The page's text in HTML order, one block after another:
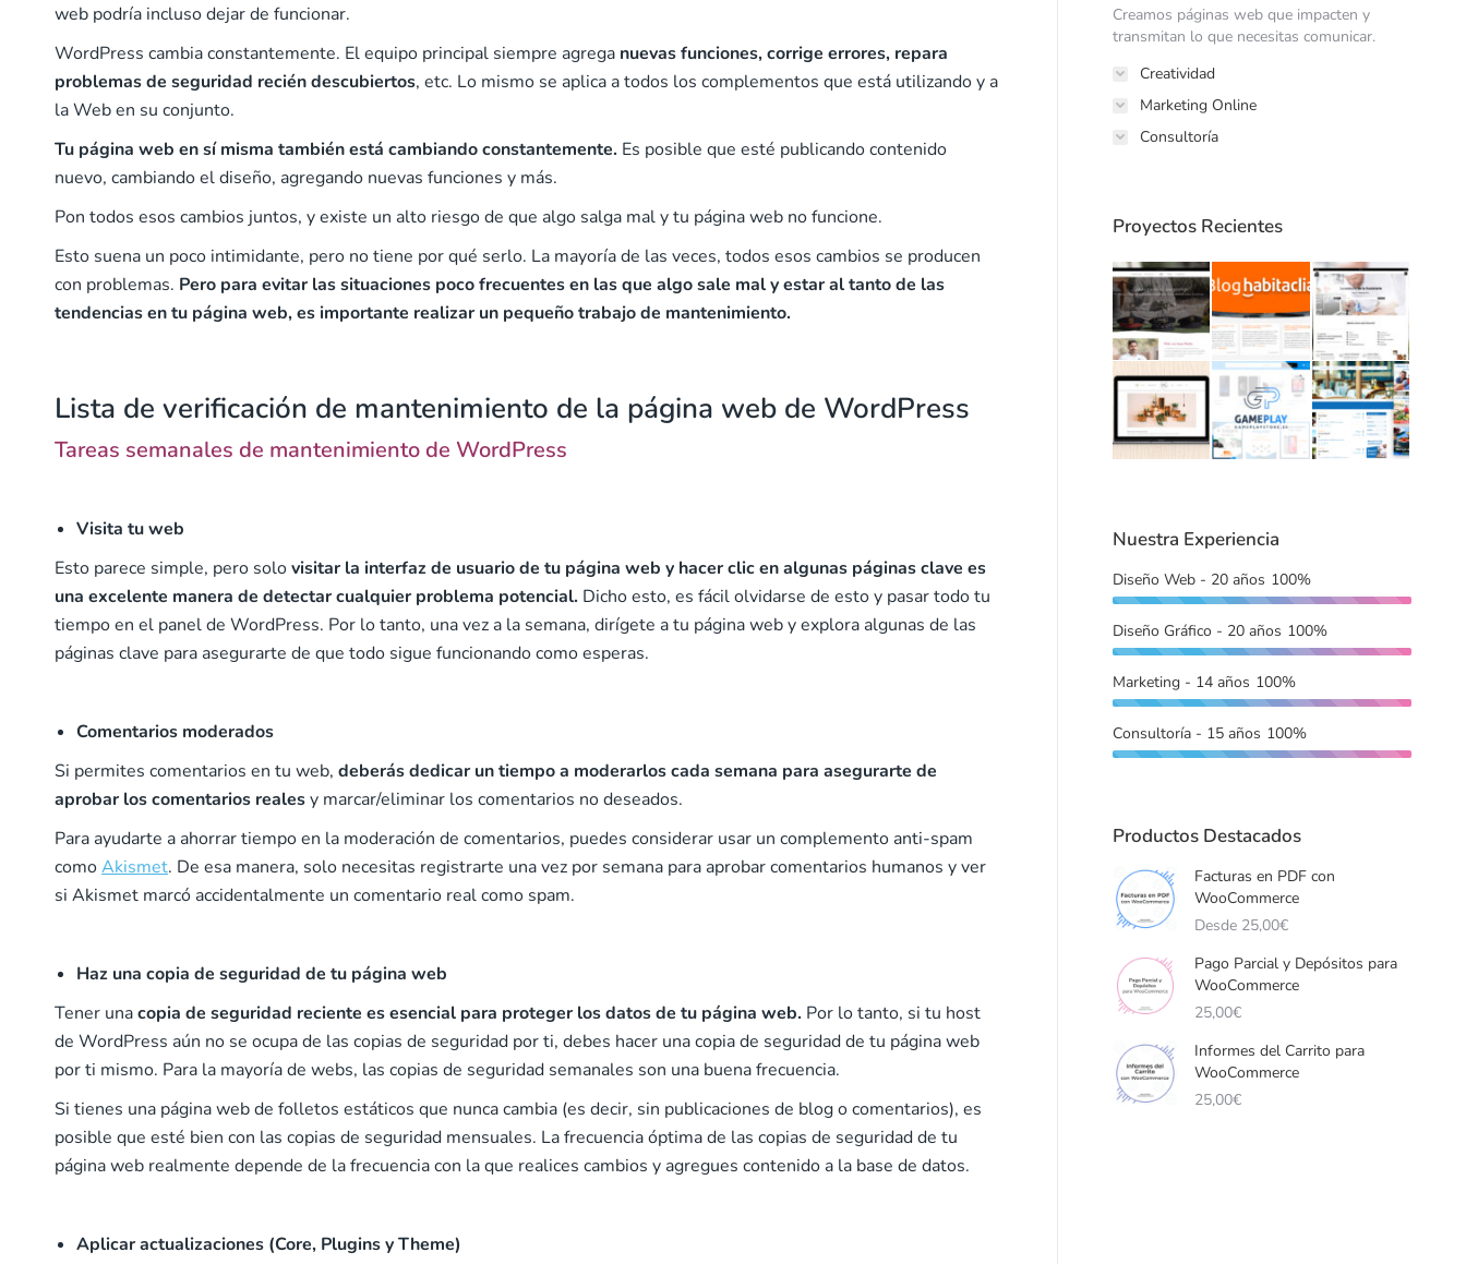
web podría incluso dejar de funcionar.
WordPress cambia constantemente. El equipo principal siempre agrega nuevas funciones, corrige errores, repara
problemas de seguridad recién descubiertos, etc. Lo mismo se aplica a todos los complementos que está utilizando y a
la Web en su conjunto.
Tu página web en sí misma también está cambiando constantemente. Es posible que esté publicando contenido
nuevo, cambiando el diseño, agregando nuevas funciones y más.
Pon todos esos cambios juntos, y existe un alto riesgo de que algo salga mal y tu página web no funcione.
Esto suena un poco intimidante, pero no tiene por qué serlo. La mayoría de las veces, todos esos cambios se producen
con problemas. Pero para evitar las situaciones poco frecuentes en las que algo sale mal y estar al tanto de las
tendencias en tu página web, es importante realizar un pequeño trabajo de mantenimiento.
Lista de verificación de mantenimiento de la página web de WordPress
Tareas semanales de mantenimiento de WordPress
Visita tu web
Esto parece simple, pero solovisitar la interfaz de usuario de tu página web y hacer clic en algunas páginas clave es
una excelente manera de detectar cualquier problema potencial. Dicho esto, es fácil olvidarse de esto y pasar todo tu
tiempo en el panel de WordPress. Por lo tanto, una vez a la semana, dirígete a tu página web y explora algunas de las
páginas clave para asegurarte de que todo sigue funcionando como esperas.
Comentarios moderados
Si permites comentarios en tu web, deberás dedicar un tiempo a moderarlos cada semana para asegurarte de
aprobar los comentarios realesy marcar/eliminar los comentarios no deseados.
Para ayudarte a ahorrar tiempo en la moderación de comentarios, puedes considerar usar un complemento anti-spam
comoAkismet. De esa manera, solo necesitas registrarte una vez por semana para aprobar comentarios humanos y ver
si Akismet marcó accidentalmente un comentario real como spam.
Haz una copia de seguridad de tu página web
Tener unacopia de seguridad reciente es esencial para proteger los datos de tu página web. Por lo tanto, si tu host
de WordPress aún no se ocupa de las copias de seguridad por ti, debes hacer una copia de seguridad de tu página web
por ti mismo. Para la mayoría de webs, las copias de seguridad semanales son una buena frecuencia.
Si tienes una página web de folletos estáticos que nunca cambia (es decir, sin publicaciones de blog o comentarios), es
posible que esté bien con las copias de seguridad mensuales. La frecuencia óptima de las copias de seguridad de tu
página web realmente depende de la frecuencia con la que realices cambios y agregues contenido a la base de datos.
Aplicar actualizaciones (Core, Plugins y Theme)
Creamos páginas web que impacten y
transmitan lo que necesitas comunicar.
Creatividad
Marketing Online
Consultoría
Proyectos Recientes
Nuestra Experiencia
Diseño Web - 20 años 100%
Diseño Gráfico - 20 años 100%
Marketing - 14 años 100%
Consultoría - 15 años 100%
Productos Destacados
Facturas en PDF con
WooCommerce
Desde 25,00€
Pago Parcial y Depósitos para
WooCommerce
25,00€
Informes del Carrito para
WooCommerce
25,00€